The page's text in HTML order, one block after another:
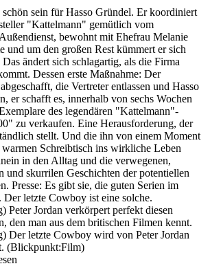
sein für Hasso Gründel. Er koordiniert
"Kattelmann" gemütlich vom
bewohnt mit Ehefrau Melanie
und um den großen Rest kümmert er sich
ändert sich schlagartig, als die Firma
Dessen erste Maßnahme: Der
die Vertreter entlassen und Hasso
er schafft es, innerhalb von sechs Wochen
des legendären "Kattelmann"-
zu verkaufen. Eine Herausforderung, der
stellt. Und die ihn von einem Moment
Schreibtisch ins wirkliche Leben
in den Alltag und die verwegenen,
und skurrilen Geschichten der potentiellen
Presse: Es gibt sie, die guten Serien im
Der letzte Cowboy ist eine solche.
Peter Jordan verkörpert perfekt diesen
den man aus dem britischen Filmen kennt.
Der letzte Cowboy wird von Peter Jordan
(Blickpunkt:Film)